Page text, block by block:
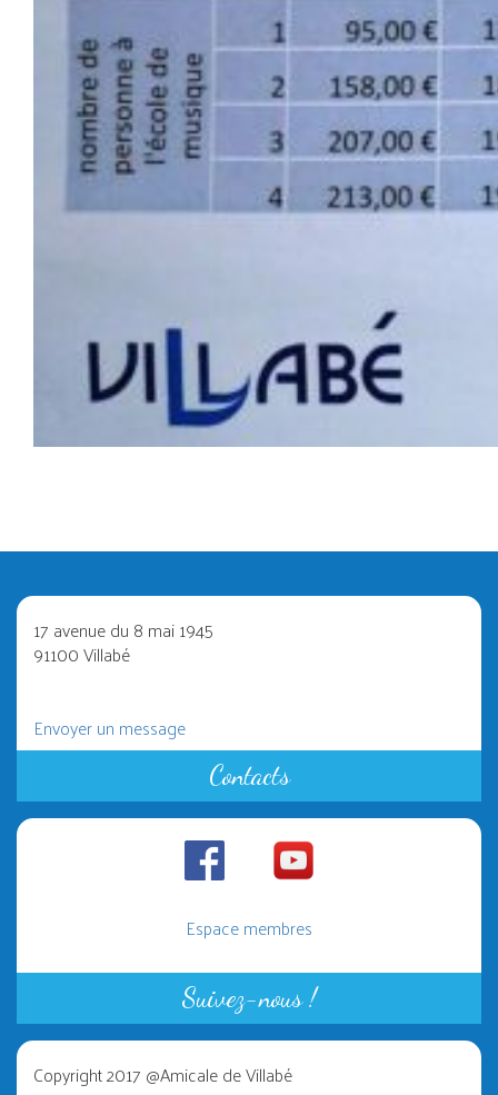
Contacts
17 avenue du 8 mai 1945
91100 Villabé
Envoyer un message
Suivez-nous !
Espace membres
Copyright 2017 @Amicale de Villabé